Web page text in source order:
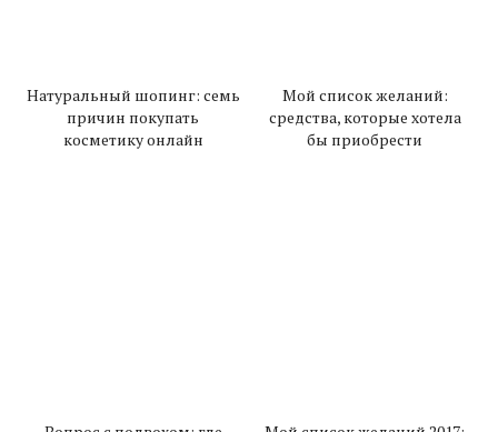
Натуральный шопинг: семь
причин покупать
косметику онлайн
Мой список желаний:
средства, которые хотела
бы приобрести